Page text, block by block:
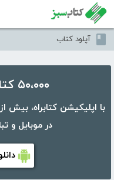
آپلود کتاب
۵۰،۰۰۰ کتاب در موبایل شما
در موبایل و